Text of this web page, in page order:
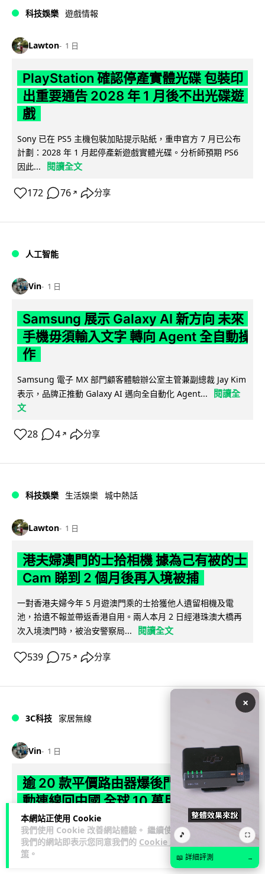
本網站正使用 Cookie
我們使用 Cookie 改善網站體驗。 繼續使用
我們的網站即表示您同意我們的 Cookie 政
策 。
科技娛樂 遊戲情報
Lawton 1 日
PlayStation 確認停產實體光碟 包裝印
出重要通告 2028 年 1 月後不出光碟遊
戲
Sony 已在 PS5 主機包裝加貼提示貼紙，重申官方 7 月已公布
計劃：2028 年 1 月起停產新遊戲實體光碟。分析師預期 PS6
因此...
閱讀全文
172 76 ↗ 分享
人工智能
Vin 1 日
Samsung 展示 Galaxy AI 新方向 未來
手機毋須輸入文字 轉向 Agent 全自動操
作
Samsung 電子 MX 部門顧客體驗辦公室主管兼副總裁 Jay Kim
表示，品牌正推動 Galaxy AI 邁向全自動化 Agent...
閱讀全
文
28 4 ↗ 分享
科技娛樂 生活娛樂 城中熱話
Lawton 1 日
港夫婦澳門的士拾相機 據為己有被的士
Cam 睇到 2 個月後再入境被捕
一對香港夫婦今年 5 月遊澳門乘的士拾獲他人遺留相機及電
池，拾遺不報並帶返香港自用。兩人本月 2 日經港珠澳大橋再
次入境澳門時，被治安警察局...
閱讀全文
539 75 ↗ 分享
3C科技 家居無線
Vin 1 日
逾 20 款平價路由器爆後門 每 35 秒自
動連線回中國 全球 10 萬用家私隱堪憂
網絡安全公司 VulnCheck 揭發中國智博通電子（Zbtlink）生產
的 20 多款路由器內置後門程式「Endlessdoors」（無盡...
閱
讀全文
×
🎵 ⛶
📖 詳細評測 →